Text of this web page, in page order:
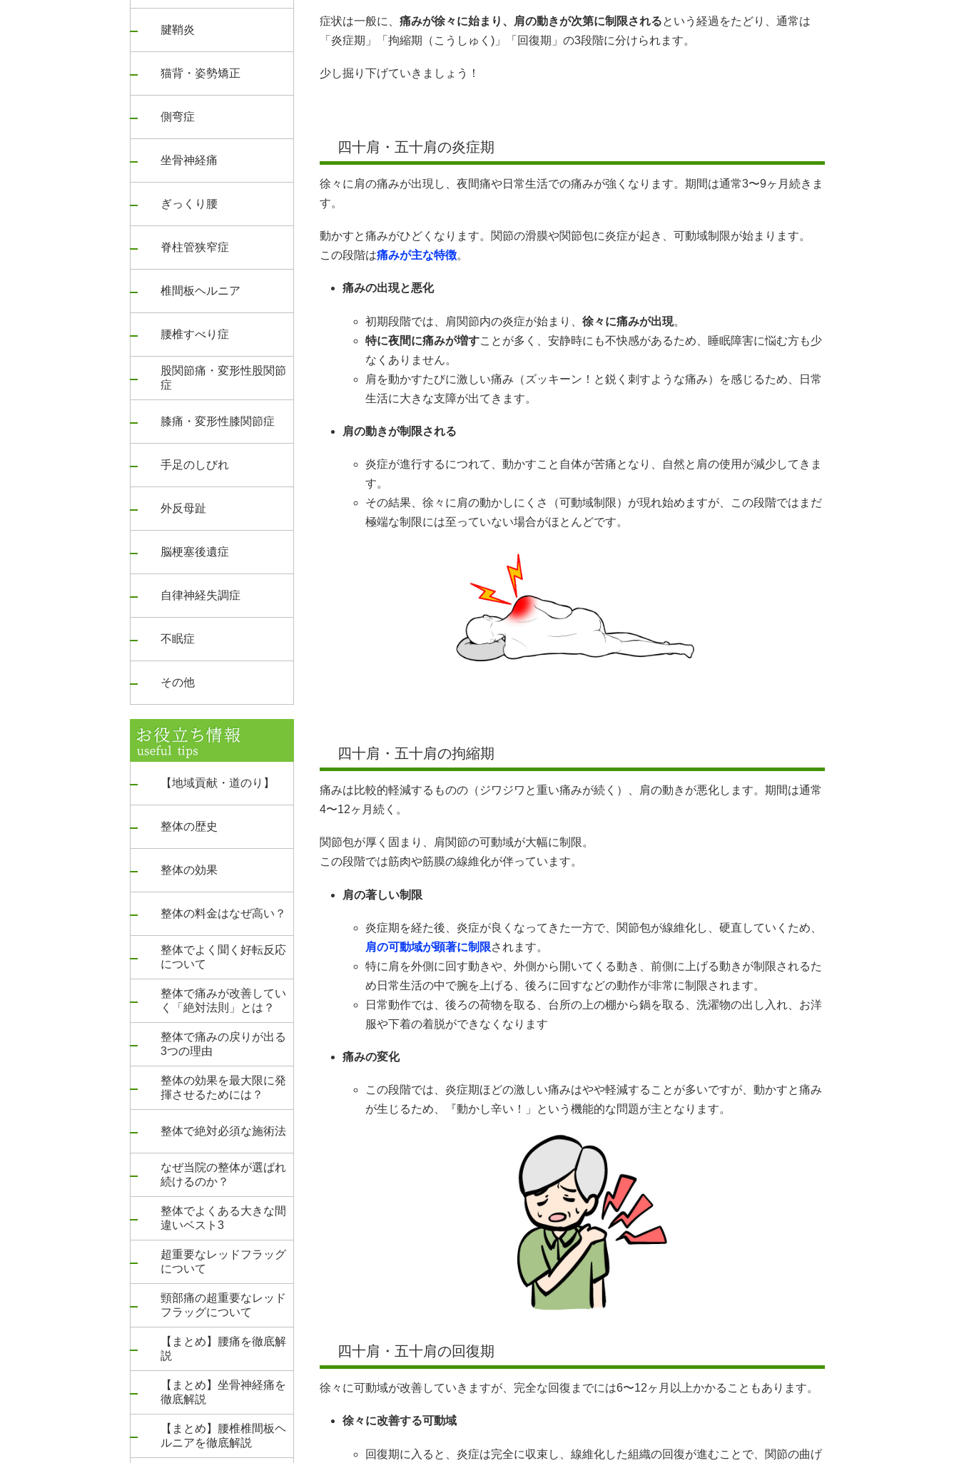
腱鞘炎
猫背・姿勢矯正
側弯症
坐骨神経痛
ぎっくり腰
脊柱管狭窄症
椎間板ヘルニア
腰椎すべり症
股関節痛・変形性股関節
症
膝痛・変形性膝関節症
手足のしびれ
外反母趾
脳梗塞後遺症
自律神経失調症
不眠症
その他
【地域貢献・道のり】
整体の歴史
整体の効果
整体の料金はなぜ高い？
整体でよく聞く好転反応
について
整体で痛みが改善してい
く「絶対法則」とは？
整体で痛みの戻りが出る
3つの理由
整体の効果を最大限に発
揮させるためには？
整体で絶対必須な施術法
なぜ当院の整体が選ばれ
続けるのか？
整体でよくある大きな間
違いベスト3
超重要なレッドフラッグ
について
頸部痛の超重要なレッド
フラッグについて
【まとめ】腰痛を徹底解
説
【まとめ】坐骨神経痛を
徹底解説
【まとめ】腰椎椎間板ヘ
ルニアを徹底解説
症状は一般に、 痛みが徐々に始まり、肩の動きが次第に制限されるという経過をたどり、通常は
「炎症期」「拘縮期（こうしゅく)」「回復期」の3段階に分けられます。
少し掘り下げていきましょう！
四十肩・五十肩の炎症期
徐々に肩の痛みが出現し、夜間痛や日常生活での痛みが強くなります。期間は通常3〜9ヶ月続きま
す。
動かすと痛みがひどくなります。関節の滑膜や関節包に炎症が起き、可動域制限が始まります。
この段階は痛みが主な特徴。
痛みの出現と悪化
初期段階では、肩関節内の炎症が始まり、 徐々に痛みが出現。
特に夜間に痛みが増すことが多く、安静時にも不快感があるため、睡眠障害に悩む方も少
なくありません。
肩を動かすたびに激しい痛み（ズッキーン！と鋭く刺すような痛み）を感じるため、日常
生活に大きな支障が出てきます。
肩の動きが制限される
炎症が進行するにつれて、動かすこと自体が苦痛となり、自然と肩の使用が減少してきま
す。
その結果、徐々に肩の動かしにくさ（可動域制限）が現れ始めますが、この段階ではまだ
極端な制限には至っていない場合がほとんどです。
四十肩・五十肩の拘縮期
痛みは比較的軽減するものの（ジワジワと重い痛みが続く）、肩の動きが悪化します。期間は通常
4〜12ヶ月続く。
関節包が厚く固まり、肩関節の可動域が大幅に制限。
この段階では筋肉や筋膜の線維化が伴っています。
肩の著しい制限
炎症期を経た後、炎症が良くなってきた一方で、関節包が線維化し、硬直していくため、
肩の可動域が顕著に制限されます。
特に肩を外側に回す動きや、外側から開いてくる動き、前側に上げる動きが制限されるた
め日常生活の中で腕を上げる、後ろに回すなどの動作が非常に制限されます。
日常動作では、後ろの荷物を取る、台所の上の棚から鍋を取る、洗濯物の出し入れ、お洋
服や下着の着脱ができなくなります
痛みの変化
この段階では、炎症期ほどの激しい痛みはやや軽減することが多いですが、動かすと痛み
が生じるため、『動かし辛い！」という機能的な問題が主となります。
四十肩・五十肩の回復期
徐々に可動域が改善していきますが、完全な回復までには6〜12ヶ月以上かかることもあります。
徐々に改善する可動域
回復期に入ると、炎症は完全に収束し、線維化した組織の回復が進むことで、関節の曲げ